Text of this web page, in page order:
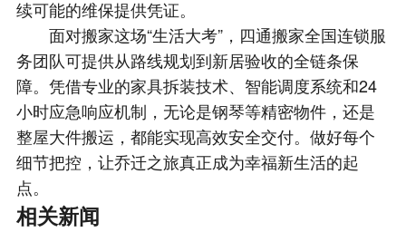
续可能的维保提供凭证。​
面对搬家这场“生活大考”，四通搬家全国连锁服
务团队可提供从路线规划到新居验收的全链条保
障。凭借专业的家具拆装技术、智能调度系统和24
小时应急响应机制，无论是钢琴等精密物件，还是
整屋大件搬运，都能实现高效安全交付。做好每个
细节把控，让乔迁之旅真正成为幸福新生活的起
点。​
相关新闻